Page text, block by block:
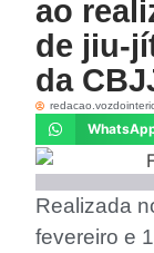
ao
de jiu-
da
Realizada
fevereiro e